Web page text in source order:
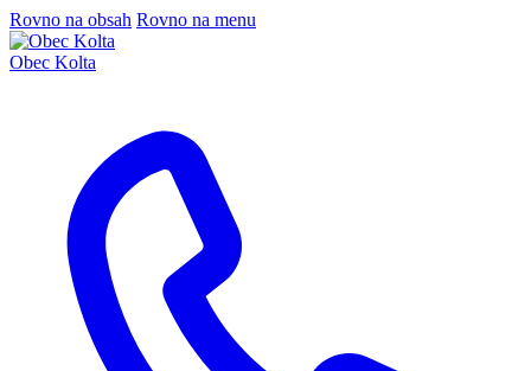
Rovno na obsah Rovno na menu
Obec Kolta